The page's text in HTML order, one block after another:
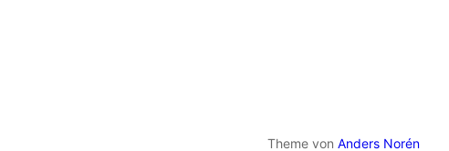
Theme von Anders Norén